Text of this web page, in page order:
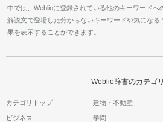
中では、Weblioに登録されている他のキーワードへ
解説文で登場した分からないキーワードや気にな
果を表示することができます。
Weblio辞書のカテゴ
カテゴリトップ 建物・不動産
ビジネス 学問